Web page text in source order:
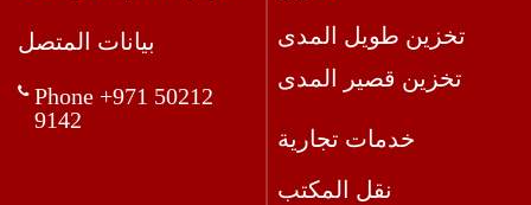
بيانات المتصل
Phone +971 50212
9142
تخزين طويل المدى
تخزين قصير المدى
خدمات تجارية
نقل المكتب